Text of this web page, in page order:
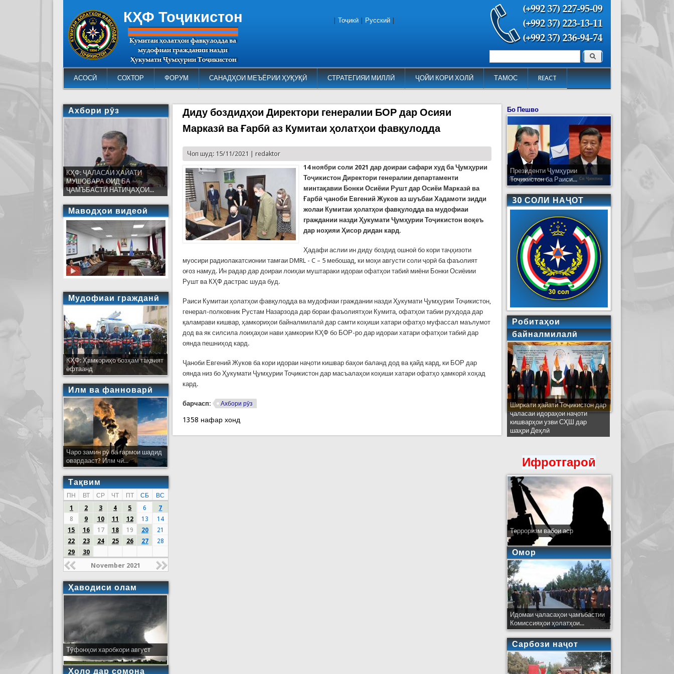
КҲФ Тоҷикистон
АСОСӢ СОХТОР ФОРУМ САНАДҲОИ МЕЪЁРИИ ҲУҚУҚӢ СТРАТЕГИЯИ МИЛЛӢ ҶОЙИ КОРИ ХОЛӢ ТАМОС REACT
Форма поиска Поиск
Тоҷикӣ Русский
Диду боздидҳои Директори генералии БОР дар Осияи
Марказӣ ва Ғарбӣ аз Кумитаи ҳолатҳои фавқулодда
Чоп шуд: 15/11/2021 |redaktor
14 ноябри соли 2021дар доираи сафари худ ба Ҷумҳурии
Тоҷикистон Директори генералии департаменти
минтақавии Бонки Осиёии Рушт дар Осиёи Марказӣ ва
Ғарбӣ ҷаноби Евгений Жуков аз шуъбаи Хадамоти зидди
жолаи Кумитаи ҳолатҳои фавқулодда ва мудофиаи
граждании назди Ҳукумати Ҷумҳурии Тоҷикистон воқеъ
дар ноҳияи Ҳисор дидан кард.
Ҳадафи аслии ин диду боздид ошноӣ бо кори таҷҳизоти
муосири радиолакатсионии тамғаи DMRL - C – 5 мебошад, ки моҳи августи соли ҷорӣ ба фаъолият
оғоз намуд. Ин радар дар доираи лоиҳаи муштараки идораи офатҳои табиӣ миёни Бонки Осиёиии
Рушт ва КҲФ дастрас шуда буд.
Раиси Кумитаи ҳолатҳои фавқулодда ва мудофиаи граждании назди Ҳукумати Ҷумҳурии Тоҷикистон,
генерал-полковник Рустам Назарзода дар бораи фаъолиятҳои Кумита, офатҳои табии рухдода дар
қаламрави кишвар, ҳамкориҳои байналмилалӣ дар самти коҳиши хатари офатҳо муфассал маълумот
дод ва як силсила лоиҳаҳои нави ҳамкории КҲФ бо БОР-ро дар идораи хатари офатҳои табиӣ дар
оянда пешниҳод кард.
Ҷаноби Евгений Жуков ба кори идораи наҷоти кишвар баҳои баланд дод ва қайд кард, ки БОР дар
оянда низ бо Ҳукумати Ҷумҳурии Тоҷикистон дар масъалаҳои коҳиши хатари офатҳо ҳамкорӣ хоҳад
кард.
барчасп: Ахбори рӯз
1358 нафар хонд
Ахбори рӯз
КҲФ: ҶАЛАСАИ ҲАЙАТИ
МУШОВАРА ОИД БА
ҶАМЪБАСТИ НАТИҶАҲОИ...
Маводҳои видеоӣ
Мудофиаи гражданӣ
КҲФ: Ҳамкориҳо бозҳам тақвият
ёфтаанд
Илм ва фанноварӣ
Чаро замин рӯ ба гармои шадид
овардааст? Илм чӣ...
Тақвим
ПН ВТ СР ЧТ ПТ СБ
ВС
1
2 3 4 5 6
7
8
9 10 11 12 13
14
15
16 17 18 19 20
21
22
23 24 25 26 27
28
29
30
November 2021
Ҳаводиси олам
Тӯфонҳои харобкори август
Ҳоло дар сомона
Бо Пешво
Президенти Ҷумҳурии
Тоҷикистон ба Раиси...
30 СОЛИ НАҶОТ
Робитаҳои
байналмилалӣ
Ширкати ҳайати Тоҷикистон дар
ҷаласаи идораҳои наҷоти
кишварҳои узви СҲШ дар
шаҳри Деҳлӣ
Ифротгароӣ
Терроризм вабои аср
Омор
Идомаи ҷаласаҳои ҷамъбастии
Комиссияҳои ҳолатҳои...
Сарбози наҷот